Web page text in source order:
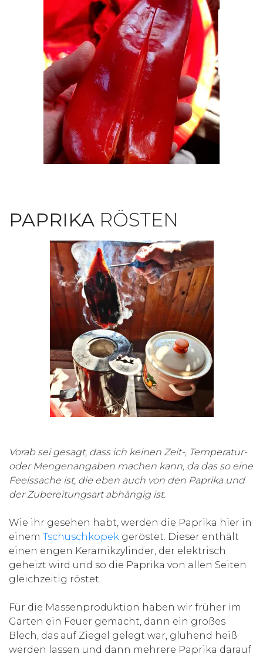
PAPRIKA RÖSTEN
Vorab sei gesagt, dass ich keinen Zeit-, Temperatur-
oder Mengenangaben machen kann, da das so eine
Feelssache ist, die eben auch von den Paprika und
der Zubereitungsart abhängig ist.
Wie ihr gesehen habt, werden die Paprika hier in
einem Tschuschkopek geröstet. Dieser enthält
einen engen Keramikzylinder, der elektrisch
geheizt wird und so die Paprika von allen Seiten
gleichzeitig röstet.
Für die Massenproduktion haben wir früher im
Garten ein Feuer gemacht, dann ein großes
Blech, das auf Ziegel gelegt war, glühend heiß
werden lassen und dann mehrere Paprika darauf